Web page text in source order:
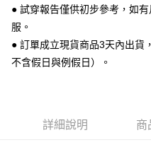
１．於結帳方式選擇「AFTEE先享
２．訂單成立數日內，您將收到繳
３．收到繳費通知簡訊後14天內，
ATM／網路銀行／等多元方式進行
※ 請注意：結帳手續完成當下不需
是否繳費成功／繳費後需取消欲退
客戶支援中心」
https://
付款後 全家取貨
7-11 取貨付款
每筆NT$70，滿NT$999(含以
● 試穿報告僅供初步參考，如
服。
● 訂單成立現貨商品3天內出貨
不含假日與例假日）。
詳細說明 商